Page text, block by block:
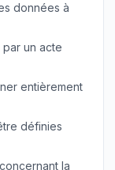
données à
un acte
entièrement
définies
la